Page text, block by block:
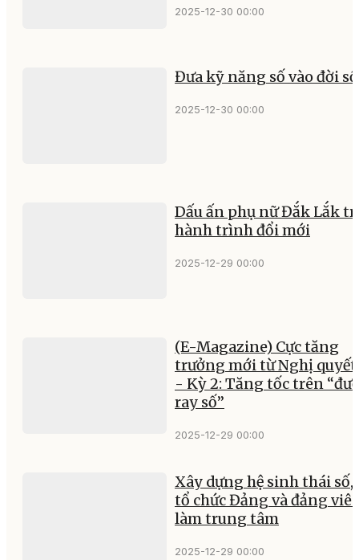
2025-12-30 00:00
Đưa kỹ năng số vào đời
2025-12-30 00:00
Dấu ấn phụ nữ Đắk Lắk
hành trình đổi mới
2025-12-29 00:00
(E-Magazine) Cực tăng
trưởng mới từ Nghị quyết
- Kỳ 2: Tăng tốc trên
ray số”
2025-12-29 00:00
Xây dựng hệ sinh thái số,
tổ chức Đảng và đảng
làm trung tâm
2025-12-29 00:00